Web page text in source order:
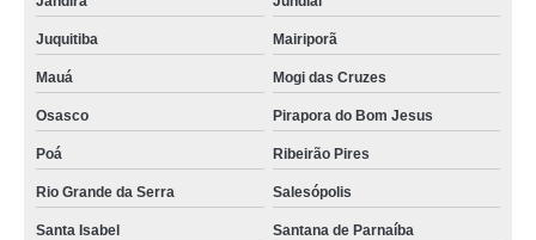
Juquitiba Mairiporã
Mauá Mogi das Cruzes
Osasco Pirapora do Bom Jesus
Poá Ribeirão Pires
Rio Grande da Serra Salesópolis
Santa Isabel Santana de Parnaíba